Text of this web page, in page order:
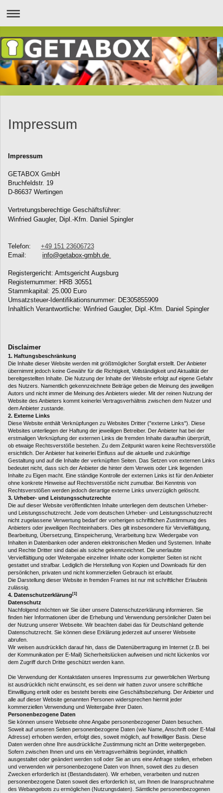
Impressum
Impressum
GETABOX GmbH
Bruchfeldstr. 19
D-86637 Wertingen
Vertretungsberechtige Geschäftsführer:
Winfried Gaugler​, Dipl.-Kfm. Daniel Spingler
Telefon: +49 151 23606723
Email:
info@getabox-gmbh.de
Registergericht: Amtsgericht Augsburg
Registernummer: HRB 30551
Stammkapital: 25.000 Euro
Umsatzsteuer-Identifikationsnummer: DE305855909
Inhaltlich Verantwortliche: Winfried Gaugler, Dipl.-Kfm. Daniel Spingler
Disclaimer
1. Haftungsbeschränkung
Die Inhalte dieser Website werden mit größtmöglicher Sorgfalt erstellt. Der Anbieter
übernimmt jedoch keine Gewähr für die Richtigkeit, Vollständigkeit und Aktualität der
bereitgestellten Inhalte. Die Nutzung der Inhalte der Website erfolgt auf eigene Gefahr
des Nutzers. Namentlich gekennzeichnete Beiträge geben die Meinung des jeweiligen
Autors und nicht immer die Meinung des Anbieters wieder. Mit der reinen Nutzung der
Website des Anbieters kommt keinerlei Vertragsverhältnis zwischen dem Nutzer und
dem Anbieter zustande.
2. Externe Links
Diese Website enthält Verknüpfungen zu Websites Dritter ("externe Links"). Diese
Websites unterliegen der Haftung der jeweiligen Betreiber. Der Anbieter hat bei der
erstmaligen Verknüpfung der externen Links die fremden Inhalte daraufhin überprüft,
ob etwaige Rechtsverstöße bestehen. Zu dem Zeitpunkt waren keine Rechtsverstöße
ersichtlich. Der Anbieter hat keinerlei Einfluss auf die aktuelle und zukünftige
Gestaltung und auf die Inhalte der verknüpften Seiten. Das Setzen von externen Links
bedeutet nicht, dass sich der Anbieter die hinter dem Verweis oder Link liegenden
Inhalte zu Eigen macht. Eine ständige Kontrolle der externen Links ist für den Anbieter
ohne konkrete Hinweise auf Rechtsverstöße nicht zumutbar. Bei Kenntnis von
Rechtsverstößen werden jedoch derartige externe Links unverzüglich gelöscht.
3. Urheber- und Leistungsschutzrechte
Die auf dieser Website veröffentlichten Inhalte unterliegen dem deutschen Urheber-
und Leistungsschutzrecht. Jede vom deutschen Urheber- und Leistungsschutzrecht
nicht zugelassene Verwertung bedarf der vorherigen schriftlichen Zustimmung des
Anbieters oder jeweiligen Rechteinhabers. Dies gilt insbesondere für Vervielfältigung,
Bearbeitung, Übersetzung, Einspeicherung, Verarbeitung bzw. Wiedergabe von
Inhalten in Datenbanken oder anderen elektronischen Medien und Systemen. Inhalte
und Rechte Dritter sind dabei als solche gekennzeichnet. Die unerlaubte
Vervielfältigung oder Weitergabe einzelner Inhalte oder kompletter Seiten ist nicht
gestattet und strafbar. Lediglich die Herstellung von Kopien und Downloads für den
persönlichen, privaten und nicht kommerziellen Gebrauch ist erlaubt.
Die Darstellung dieser Website in fremden Frames ist nur mit schriftlicher Erlaubnis
zulässig.
4. Datenschutzerklärung [1]
Datenschutz
Nachfolgend möchten wir Sie über unsere Datenschutzerklärung informieren. Sie
finden hier Informationen über die Erhebung und Verwendung persönlicher Daten bei
der Nutzung unserer Webseite. Wir beachten dabei das für Deutschland geltende
Datenschutzrecht. Sie können diese Erklärung jederzeit auf unserer Webseite
abrufen.
Wir weisen ausdrücklich darauf hin, dass die Datenübertragung im Internet (z.B. bei
der Kommunikation per E-Mail) Sicherheitslücken aufweisen und nicht lückenlos vor
dem Zugriff durch Dritte geschützt werden kann.
Die Verwendung der Kontaktdaten unseres Impressums zur gewerblichen Werbung
ist ausdrücklich nicht erwünscht, es sei denn wir hatten zuvor unsere schriftliche
Einwilligung erteilt oder es besteht bereits eine Geschäftsbeziehung. Der Anbieter und
alle auf dieser Website genannten Personen widersprechen hiermit jeder
kommerziellen Verwendung und Weitergabe ihrer Daten.
Personenbezogene Daten
Sie können unsere Webseite ohne Angabe personenbezogener Daten besuchen.
Soweit auf unseren Seiten personenbezogene Daten (wie Name, Anschrift oder E-Mail
Adresse) erhoben werden, erfolgt dies, soweit möglich, auf freiwilliger Basis. Diese
Daten werden ohne Ihre ausdrückliche Zustimmung nicht an Dritte weitergegeben.
Sofern zwischen Ihnen und uns ein Vertragsverhältnis begründet, inhaltlich
ausgestaltet oder geändert werden soll oder Sie an uns eine Anfrage stellen, erheben
und verwenden wir personenbezogene Daten von Ihnen, soweit dies zu diesen
Zwecken erforderlich ist (Bestandsdaten). Wir erheben, verarbeiten und nutzen
personenbezogene Daten soweit dies erforderlich ist, um Ihnen die Inanspruchnahme
des Webangebots zu ermöglichen (Nutzungsdaten). Sämtliche personenbezogenen